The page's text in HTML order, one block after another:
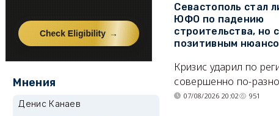
Севастополь стал
ЮФО по падению
строительства, но
позитивным
Кризис ударил по
совершенно по-
07/08/2026 20:02 951
Мнения
Денис Канаев